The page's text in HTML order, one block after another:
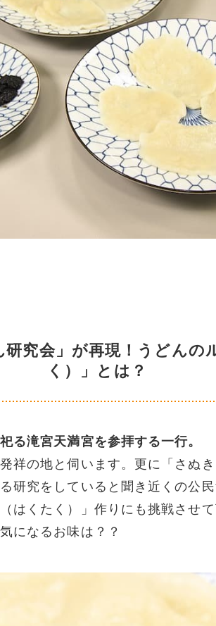
究会」が再現！うどんの
く）」とは？
る滝宮天満宮を参拝する一行。
祥の地と伺います。更に「さぬ
研究をしていると聞き近くの公
はくたく）」作りにも挑戦させ
になるお味は？？